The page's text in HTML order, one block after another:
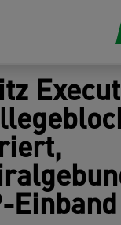
Einband